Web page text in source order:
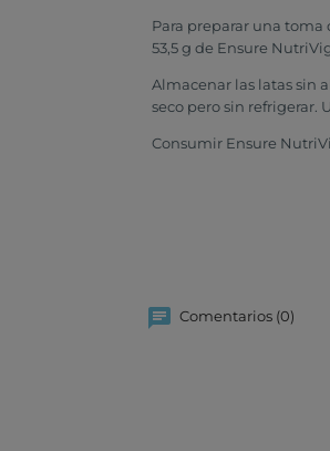
Para preparar una toma
53,5 g de Ensure
Almacenar las latas sin
seco pero sin refrigerar.
Consumir Ensure
Comentarios (0)